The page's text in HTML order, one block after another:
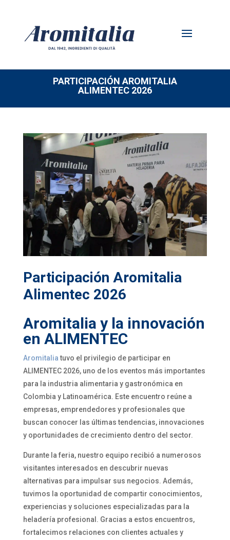
PARTICIPACIÓN AROMITALIA
ALIMENTEC 2026
Participación Aromitalia
Alimentec 2026
Aromitalia y la innovación
en ALIMENTEC
Aromitaliatuvo el privilegio de participar en
ALIMENTEC 2026, uno de los eventos más importantes
para la industria alimentaria y gastronómica en
Colombia y Latinoamérica. Este encuentro reúne a
empresas, emprendedores y profesionales que
buscan conocer las últimas tendencias, innovaciones
y oportunidades de crecimiento dentro del sector.
Durante la feria, nuestro equipo recibió a numerosos
visitantes interesados en descubrir nuevas
alternativas para impulsar sus negocios. Además,
tuvimos la oportunidad de compartir conocimientos,
experiencias y soluciones especializadas para la
heladería profesional. Gracias a estos encuentros,
fortalecimos relaciones con clientes actuales y